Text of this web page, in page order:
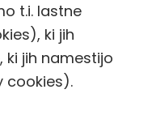
t.i. lastne
ki jih
ki jih namestijo
cookies).